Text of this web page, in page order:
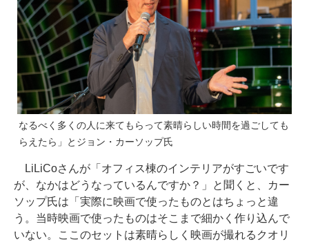
なるべく多くの人に来てもらって素晴らしい時間を過ごしても
らえたら」とジョン・カーソップ氏
LiLiCoさんが「オフィス棟のインテリアがすごいです
が、なかはどうなっているんですか？」と聞くと、カー
ソップ氏は「実際に映画で使ったものとはちょっと違
う。当時映画で使ったものはそこまで細かく作り込んで
いない。ここのセットは素晴らしく映画が撮れるクオリ